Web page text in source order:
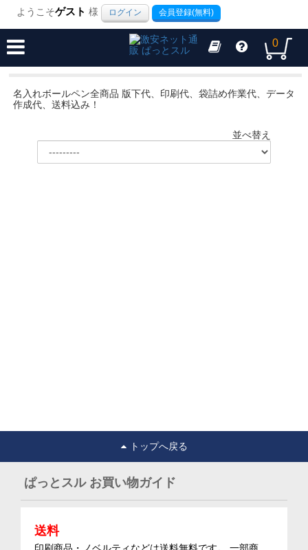
ようこそゲスト 様 ログイン 会員登録(無料)
0
名入れボールペン全商品 版下代、印刷代、袋詰め作業代、データ
作成代、送料込み！
並べ替え
トップへ戻る
ぱっとスル お買い物ガイド
送料